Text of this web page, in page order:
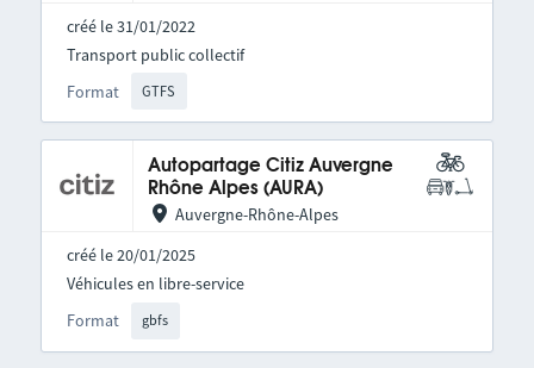
créé le 31/01/2022
Format GTFS
Transport public collectif
Autopartage Citiz Auvergne
Rhône Alpes (AURA)
Auvergne-Rhône-Alpes
créé le 20/01/2025
Format gbfs
Véhicules en libre-service